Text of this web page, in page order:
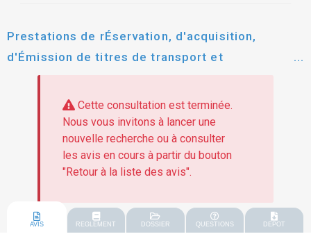
Prestations de rÉservation, d'acquisition,
d'Émission de titres de transport et
d'hÉbergement, de location de vÉhicules
automobiles de courte durÉe et d'assistance aux
voyageurs, destinÉes au grandpalaisrmn dans le
cadre de dÉplacements professionnels
Cette consultation est terminée.
Nous vous invitons à lancer une
nouvelle recherche ou à consulter
les avis en cours à partir du bouton
"Retour à la liste des avis".
AVIS REGLEMENT DOSSIER QUESTIONS DEPOT